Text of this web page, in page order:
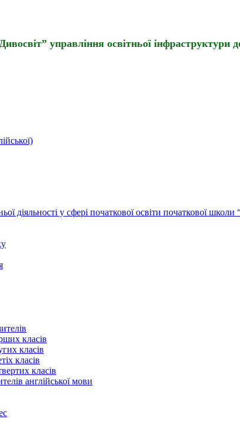
управління освітньої інфраструктури
діяльності у сфері початкової освіти початкової
класів
класів
класів
класів
англійської мови